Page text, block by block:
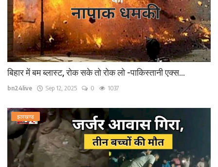
बिहार में बम ब्लास्ट, रोक सके तो रोक लो -पाकिस्तानी एक्स...
bn24live Sep 12, 2025 0 1037
झारखण्ड